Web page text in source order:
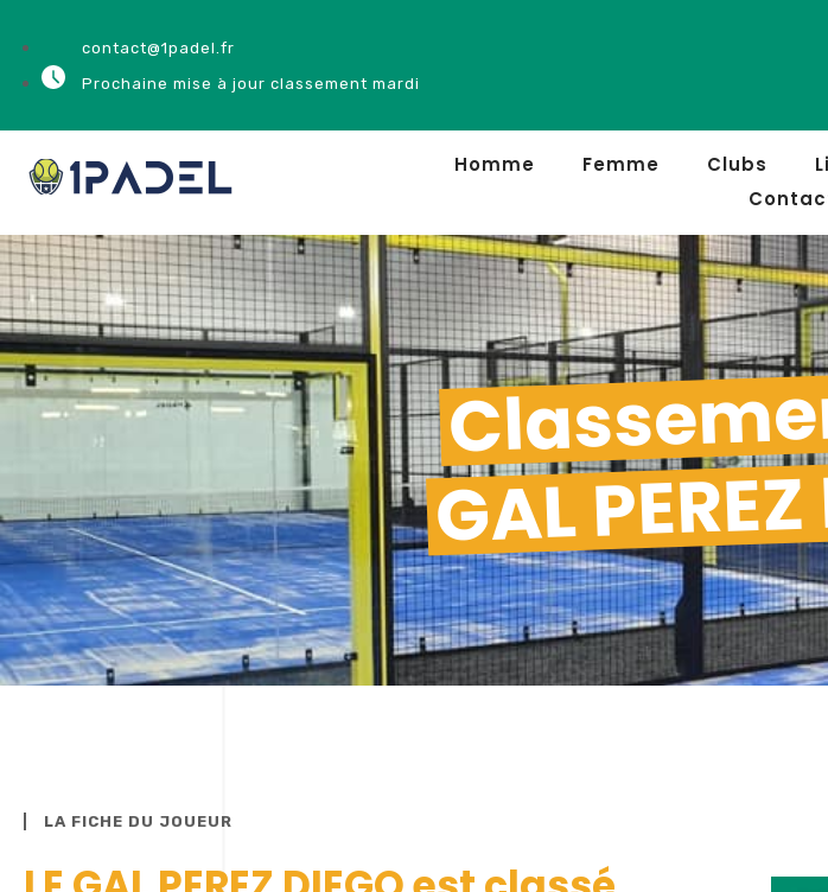
contact@1padel.fr
Prochaine mise à jour classement mardi
Homme Femme Clubs
GAL
LA FICHE DU JOUEUR